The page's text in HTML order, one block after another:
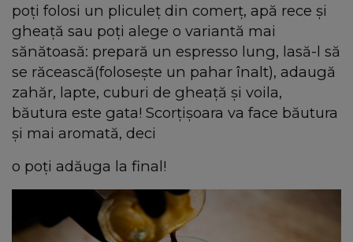
poți folosi un pliculeț din comerț, apă rece și
gheață sau poți alege o variantă mai
sănătoasă: prepară un espresso lung, lasă-l să
se răcească(folosește un pahar înalt), adaugă
zahăr, lapte, cuburi de gheață și voila,
băutura este gata! Scorțișoara va face băutura
și mai aromată, deci
o poți adăuga la final!